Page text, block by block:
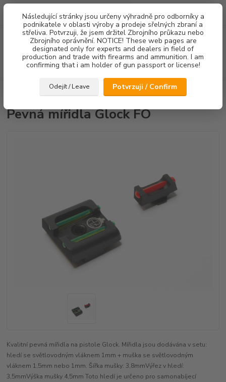
Následující stránky jsou určeny výhradně pro odborníky a
podnikatele v oblasti výroby a prodeje sřelných zbraní a
střeliva. Potvrzuji, že jsem držitel Zbrojního průkazu nebo
Zbrojního oprávnění. NOTICE! These web pages are
designated only for experts and dealers in field of
production and trade with firearms and ammunition. I am
confirming that i am holder of gun passport or license!
Odejít / Leave Potvrzuji / Confirm
Menu
Hledat
za0,00 Kč
Pevná mířidla Glock FO
Pevná mířidla Glock FO
Kvalitní pevná mířidla na pistole Glock. Mířidla jsou dodávána v setu:
hledí se světlovodným vláknem 1mm + muška se světlovodným
vláknem 1,5mm nebo 1mm. Šířka mušky: 3,8mmVýřez v hledí:
3,5mmVýška mušky 4,5mm Toto hledí je určeno pro samonabíjecí